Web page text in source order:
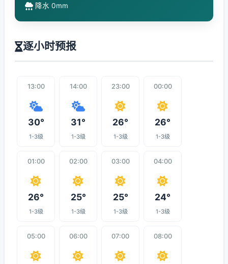
降水 0mm
逐小时预报
13:00
30°
1-3级
14:00
31°
1-3级
23:00
26°
1-3级
00:00
26°
1-3级
01:00
26°
1-3级
02:00
25°
1-3级
03:00
25°
1-3级
04:00
24°
1-3级
05:00 06:00 07:00 08:00